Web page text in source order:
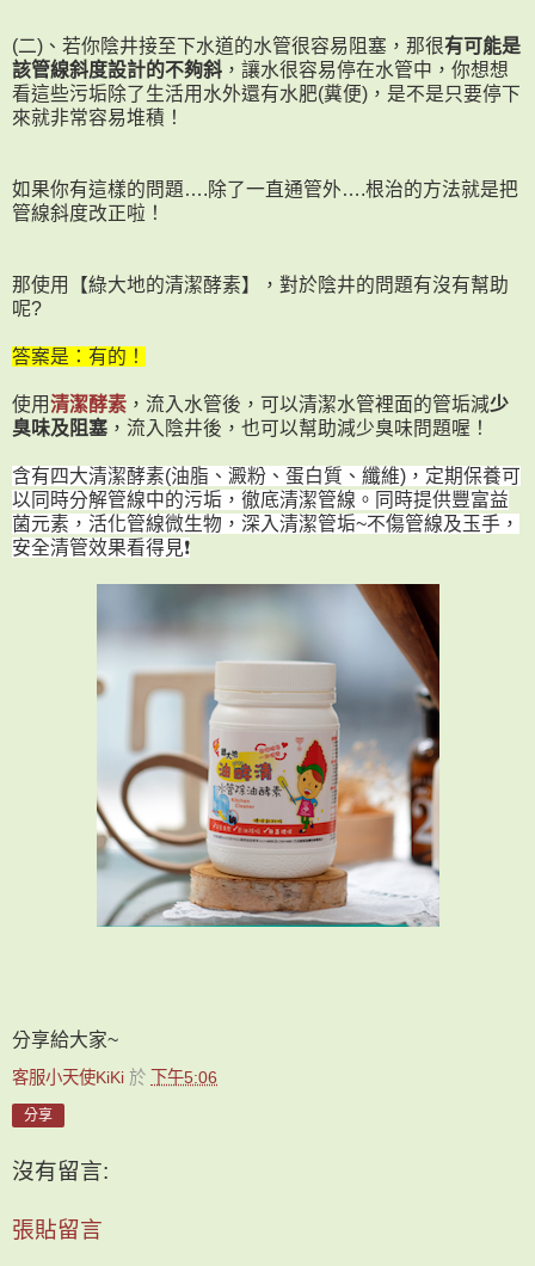
(二)、若你陰井接至下水道的水管很容易阻塞，那很有可能是
該管線斜度設計的不夠斜 ，讓水很容易停在水管中，你想想
看這些污垢除了生活用水外還有水肥(糞便)，是不是只要停下
來就非常容易堆積！
如果你有這樣的問題….除了一直通管外….根治的方法就是把
管線斜度改正啦！
那使用【綠大地的清潔酵素】，對於陰井的問題有沒有幫助
呢?
答案是：有的！
使用清潔酵素 ，流入水管後，可以清潔水管裡面的管垢減少
臭味及阻塞 ，流入陰井後，也可以幫助減少臭味問題喔！
含有四大清潔酵素(油脂、澱粉、蛋白質、纖維)， 定期保養可
以同時分解管線中的污垢，徹底清潔管線。 同時提供豐富益
菌元素，活化管線微生物，深入清潔管垢~不傷管線及玉手，
安全清管效果看得見❗
分享給大家~
客服小天使KiKi 於 下午5:06
分享
沒有留言:
張貼留言